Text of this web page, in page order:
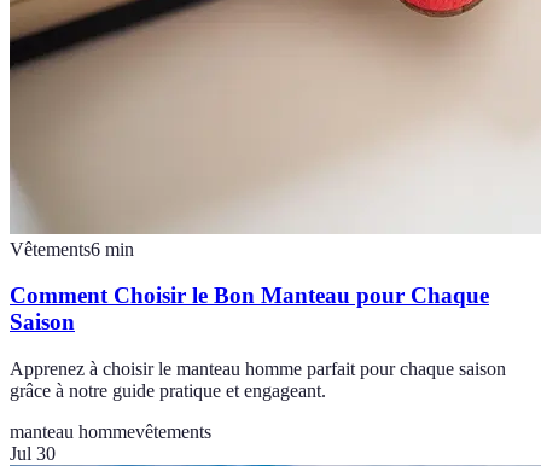
Vêtements6 min
Comment Choisir le Bon Manteau pour Chaque
Saison
Apprenez à choisir le manteau homme parfait pour chaque saison
grâce à notre guide pratique et engageant.
manteau hommevêtements
Jul 30